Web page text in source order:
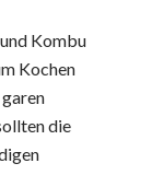
Kombu
Kochen
die